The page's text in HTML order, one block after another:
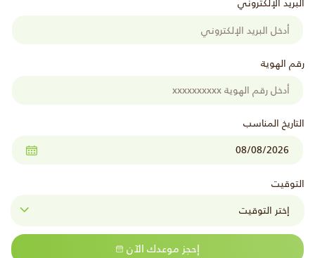
رقم الهوية
التاريخ المناسب
التوقيت
إحجز موعدك الآن